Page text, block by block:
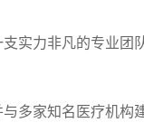
实力非凡的专业团
多家知名医疗机构